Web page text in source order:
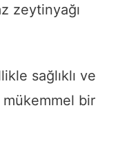
zeytinyağı
sağlıklı ve
bir